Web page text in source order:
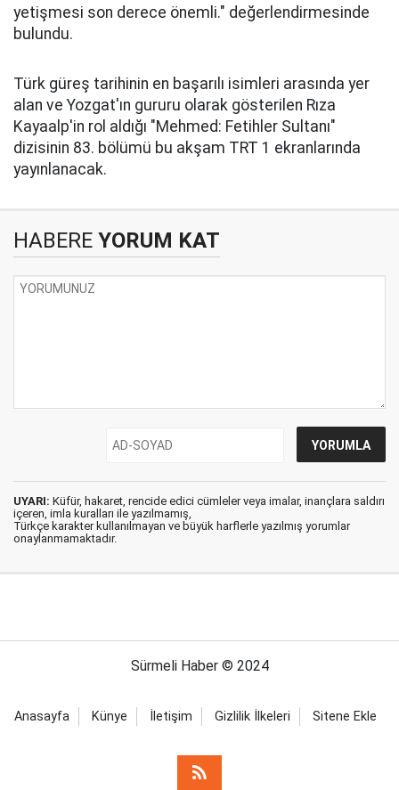
yetişmesi son derece önemli." değerlendirmesinde
bulundu.
Türk güreş tarihinin en başarılı isimleri arasında yer
alan ve Yozgat'ın gururu olarak gösterilen Rıza
Kayaalp'in rol aldığı "Mehmed: Fetihler Sultanı"
dizisinin 83. bölümü bu akşam TRT 1 ekranlarında
yayınlanacak.
HABERE YORUM KAT
UYARI: Küfür, hakaret, rencide edici cümleler veya imalar, inançlara saldırı
içeren, imla kuralları ile yazılmamış,
Türkçe karakter kullanılmayan ve büyük harflerle yazılmış yorumlar
onaylanmamaktadır.
Sürmeli Haber © 2024
Anasayfa Künye İletişim Gizlilik İlkeleri Sitene Ekle